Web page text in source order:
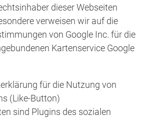
dieser Webseiten
verweisen wir auf die
von Google Inc. für die
Kartenservice Google
für die Nutzung von
(Like-Button)
sind Plugins des sozialen